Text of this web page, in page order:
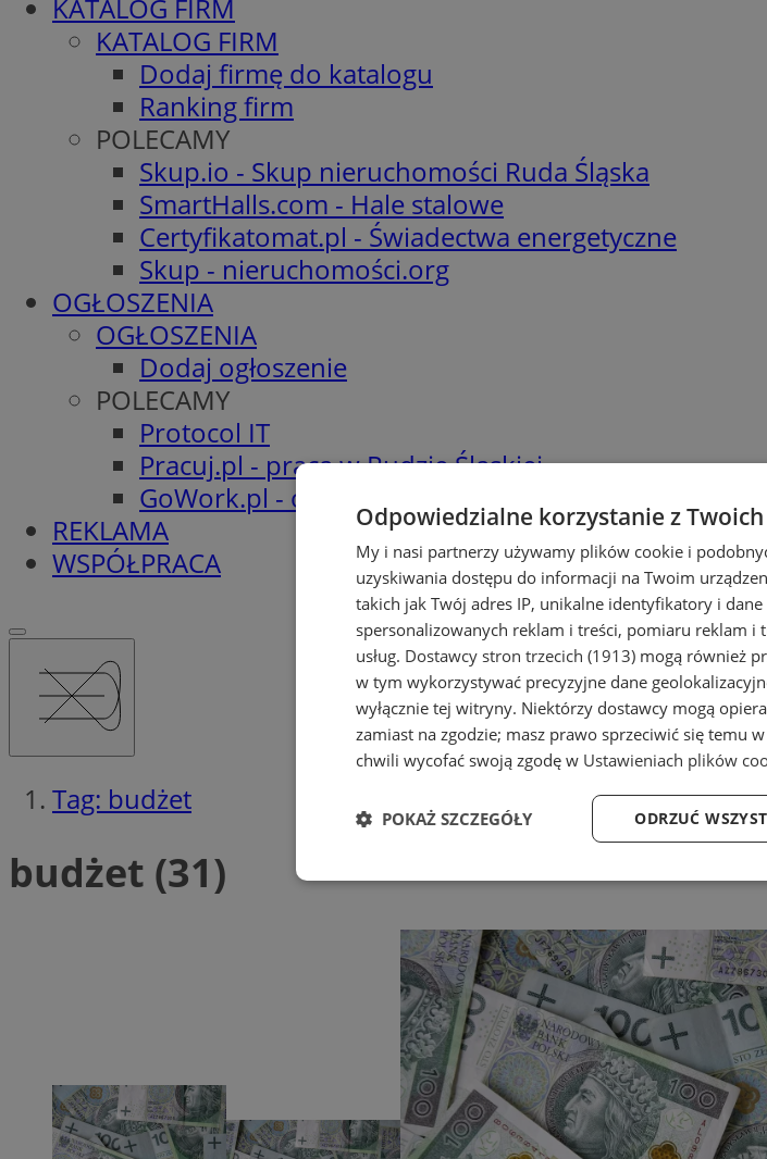
KATALOG FIRM
KATALOG FIRM
Dodaj firmę do katalogu
Ranking firm
POLECAMY
Skup.io - Skup nieruchomości Ruda Śląska
SmartHalls.com - Hale stalowe
Certyfikatomat.pl - Świadectwa energetyczne
Skup - nieruchomości.org
OGŁOSZENIA
OGŁOSZENIA
Dodaj ogłoszenie
POLECAMY
Protocol IT
Pracuj.pl - praca w Rudzie Śląskiej
GoWork.pl - oferty pracy
REKLAMA
WSPÓŁPRACA
Tag: budżet
budżet (31)
Odpowiedzialne korzystanie z
My i nasi partnerzy używamy plików cookie i
uzyskiwania dostępu do informacji na Twoim
takich jak Twój adres IP, unikalne identyfikatory i
spersonalizowanych reklam i treści, pomiaru reklam i
usług. Dostawcy stron trzecich (1913) mogą również
w tym wykorzystywać precyzyjne dane
wyłącznie tej witryny. Niektórzy dostawcy mogą
zamiast na zgodzie; masz prawo sprzeciwić się temu w
chwili wycofać swoją zgodę w Ustawieniach plików
ODRZUĆ
POKAŻ SZCZEGÓŁY
Niezbędne Wydajność
Niezbędne Wydajność Targetowanie
Niezbędne pliki cookie umożliwiają korzystanie z podstawowych
zarządzanie kontem. Bez niezbędnych plików cookie nie można
Nazwa
Provider/
Domena
Okres